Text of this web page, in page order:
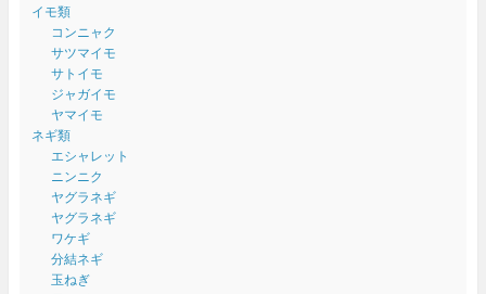
イモ類
コンニャク
サツマイモ
サトイモ
ジャガイモ
ヤマイモ
ネギ類
エシャレット
ニンニク
ヤグラネギ
ヤグラネギ
ワケギ
分結ネギ
玉ねぎ